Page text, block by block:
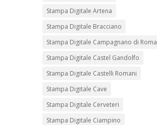
Stampa Digitale Artena
Stampa Digitale Bracciano
Stampa Digitale Campagnano di Roma
Stampa Digitale Castel Gandolfo
Stampa Digitale Castelli Romani
Stampa Digitale Cave
Stampa Digitale Cerveteri
Stampa Digitale Ciampino